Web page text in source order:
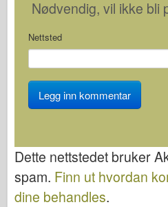
Nødvendig, vil ikke bli
Nettsted
Dette nettstedet bruker
spam. Finn ut hvordan
dine behandles.